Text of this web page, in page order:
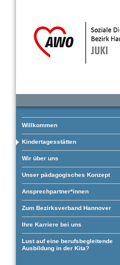
Willkommen
Kindertagesstätten
Wir über uns
Unser pädagogisches Konzept
Ansprechpartner*innen
Zum Bezirksverband Hannover
Ihre Karriere bei uns
Lust auf eine berufsbegleitende
Ausbildung in der Kita?